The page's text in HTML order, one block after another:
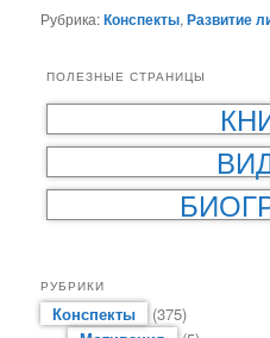
Рубрика:Конспекты,Развитие
ПОЛЕЗНЫЕ СТРАНИЦЫ
РУБРИКИ
Конспекты
(375)